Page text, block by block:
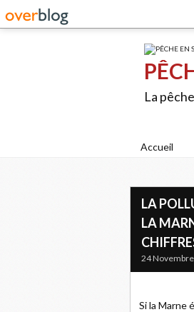
La
Accueil
LA
LA
24
Si la Marne